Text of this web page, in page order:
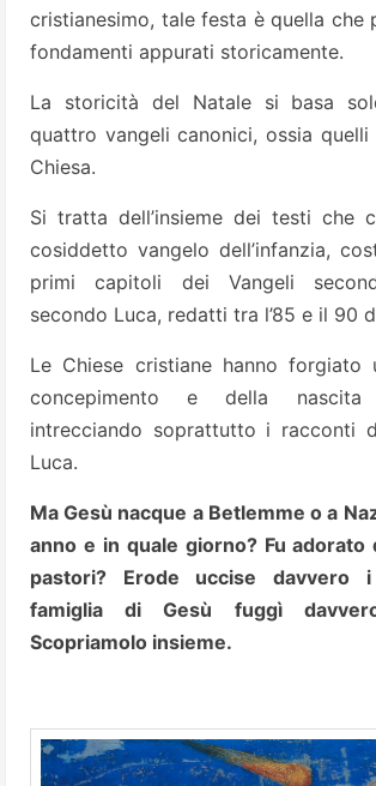
cristianesimo, tale festa è quella che
fondamenti appurati storicamente.
La storicità del Natale si basa
quattro vangeli canonici, ossia quelli
Chiesa.
Si tratta dell’insieme dei testi che
cosiddetto vangelo dell’infanzia,
primi capitoli dei Vangeli
secondo Luca, redatti tra l’85 e il 90
Le Chiese cristiane hanno forgiato
concepimento e della
intrecciando soprattutto i racconti
Luca.
Ma Gesù nacque a Betlemme o a
anno e in quale giorno? Fu adorato
pastori? Erode uccise davvero
famiglia di Gesù fuggì
Scopriamolo insieme.